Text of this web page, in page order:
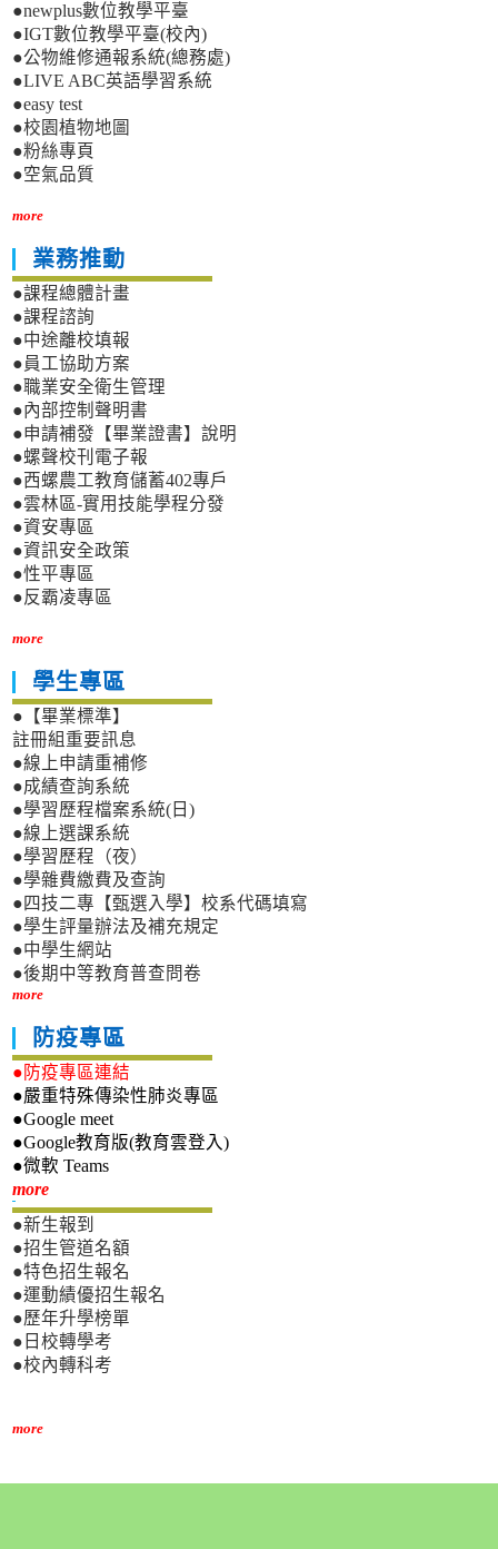
●newplus數位教學平臺
●IGT數位教學平臺(校內)
●公物維修通報系統(總務處)
●LIVE ABC英語學習系統
●easy test
●校園植物地圖
●粉絲專頁
●空氣品質
more
業務推動
●課程總體計畫
●課程諮詢
●中途離校填報
●員工協助方案
●職業安全衛生管理
●內部控制聲明書
●申請補發【畢業證書】說明
●螺聲校刊電子報
●西螺農工教育儲蓄402專戶
●雲林區-實用技能學程分發
●資安專區
●資訊安全政策
●性平專區
●反霸凌專區
more
學生專區
●【畢業標準】
註冊組重要訊息
●線上申請重補修
●成績查詢系統
●學習歷程檔案系統(日)
●線上選課系統
●學習歷程（夜）
●學雜費繳費及查詢
●四技二專【甄選入學】校系代碼填寫
●學生評量辦法及補充規定
●中學生網站
●後期中等教育普查問卷
more
防疫專區
●防疫專區連結
●嚴重特殊傳染性肺炎專區
●Google meet
●Google教育版(教育雲登入)
●微軟 Teams
more新生專區
●新生報到
●招生管道名額
●特色招生報名
●運動績優招生報名
●歷年升學榜單
●日校轉學考
●校內轉科考
more